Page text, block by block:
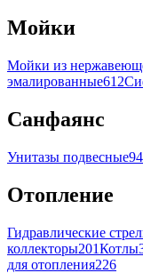
Мойки
Мойки из
эмалированные612
Санфаянс
Унитазы подвесные
Отопление
Гидравлические
коллекторы201Котлы
для отопления226